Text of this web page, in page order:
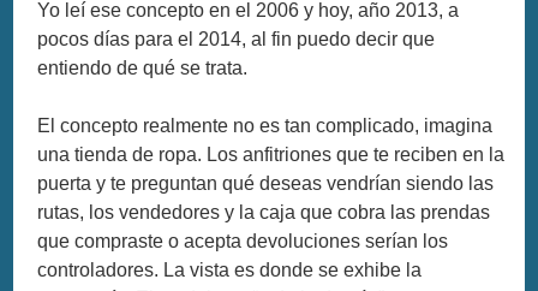
Yo leí ese concepto en el 2006 y hoy, año 2013, a
pocos días para el 2014, al fin puedo decir que
entiendo de qué se trata.
El concepto realmente no es tan complicado, imagina
una tienda de ropa. Los anfitriones que te reciben en la
puerta y te preguntan qué deseas vendrían siendo las
rutas, los vendedores y la caja que cobra las prendas
que compraste o acepta devoluciones serían los
controladores. La vista es donde se exhibe la